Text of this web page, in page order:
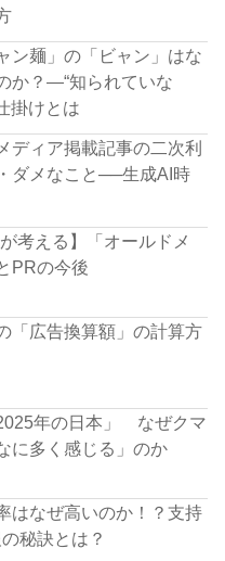
ン麺」の「ビャン」はな
か？―“知られていな
掛けとは
ディア掲載記事の二次利
ダメなこと──生成AI時
考える】「オールドメ
PRの今後
「広告換算額」の計算方
年の日本」 なぜクマ
に多く感じる」のか
はなぜ高いのか！？支持
秘訣とは？